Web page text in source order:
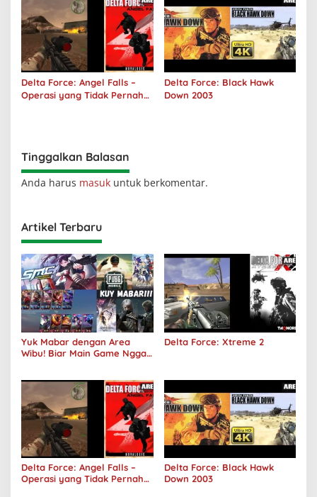
Delta Force: Angel Falls –
Operasi yang Tidak Pernah
Delta Force: Black Hawk
Down 2003
Tinggalkan Balasan
Anda harus masuk untuk berkomentar.
Artikel Terbaru
Yuk Mabar dengan Area
Wibu! Biar Main Game Nggak
Delta Force: Xtreme 2
Delta Force: Angel Falls –
Operasi yang Tidak Pernah
Delta Force: Black Hawk
Down 2003